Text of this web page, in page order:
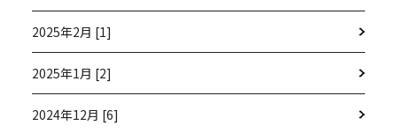
2025年2月 [1]
2025年1月 [2]
2024年12月 [6]